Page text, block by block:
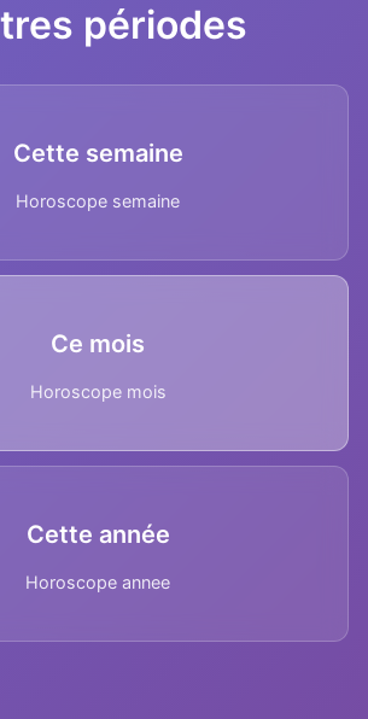
périodes
Cette semaine
Horoscope semaine
Ce mois
Horoscope mois
Cette année
Horoscope annee